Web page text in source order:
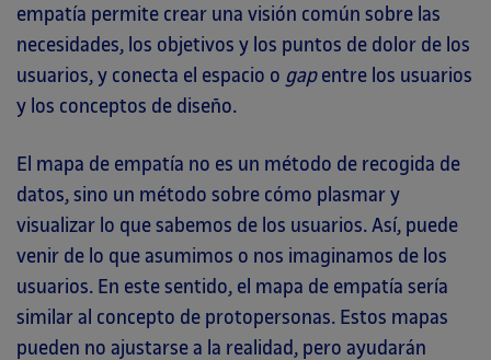
empatía permite crear una visión común sobre las
necesidades, los objetivos y los puntos de dolor de los
usuarios, y conecta el espacio o gapentre los usuarios
y los conceptos de diseño.
El mapa de empatía no es un método de recogida de
datos, sino un método sobre cómo plasmar y
visualizar lo que sabemos de los usuarios. Así, puede
venir de lo que asumimos o nos imaginamos de los
usuarios. En este sentido, el mapa de empatía sería
similar al concepto de protopersonas. Estos mapas
pueden no ajustarse a la realidad, pero ayudarán